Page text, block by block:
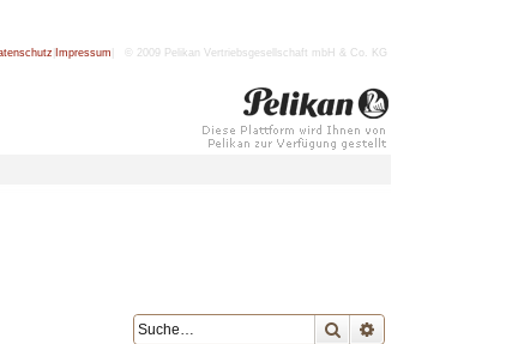
Impressum | © 2009 Pelikan Vertriebsgesellschaft mbH & Co. KG
Suche